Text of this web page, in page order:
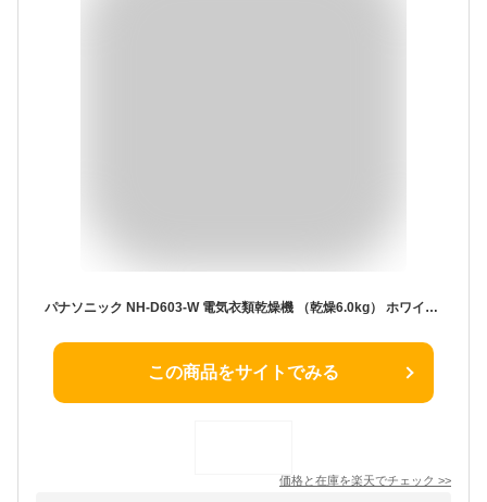
パナソニック NH-D603-W 電気衣類乾燥機 （乾燥6.0kg） ホワイト NHD603
この商品をサイトでみる
価格と在庫を楽天でチェック >>